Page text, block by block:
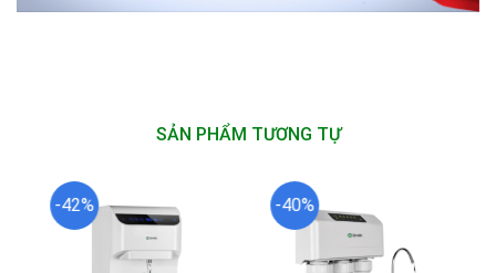
SẢN PHẨM TƯƠNG TỰ
-42% -40%